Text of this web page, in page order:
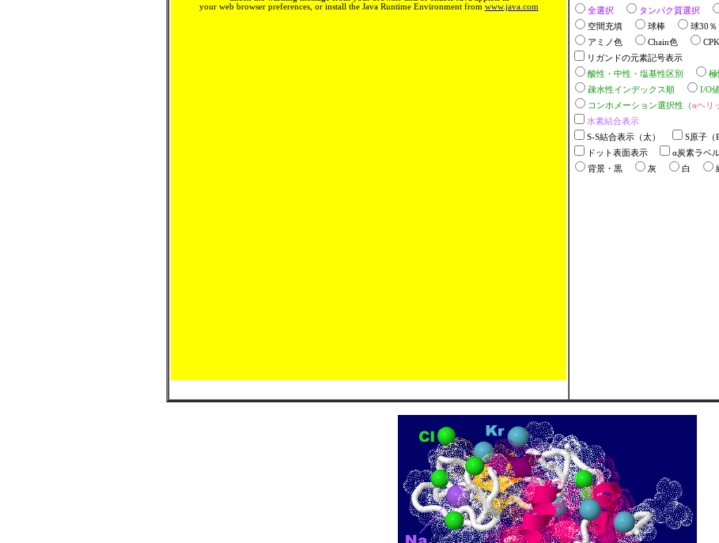
your web browser preferences, or install the Java Runtime Environment from www.java.com
全選択
タンパク質選択
空間充填
球棒 球30
アミノ色
Chain色
リガンドの元素記号表示
酸性・中性・塩基性区別
極
疎水性インデックス順
I/O
コンホメーション選択性（αヘリ
水素結合表示
S-S結合表示（太）
S原子（
ドット表面表示
α炭素ラベ
背景・黒
灰 白